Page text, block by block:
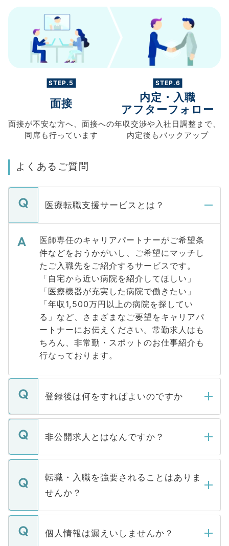
STEP.5
面接
面接が不安な方へ、 面接への
同席も行っています
STEP.6
内定・入職
アフターフォロー
年収交渉や入社日調整まで、
内定後もバックアップ
よくあるご質問
医療転職支援サービスとは？
医師専任のキャリアパートナーがご希望条
件などをおうかがいし、ご希望にマッチし
たご入職先をご紹介するサービスです。
「自宅から近い病院を紹介してほしい」
「医療機器が充実した病院で働きたい」
「年収1,500万円以上の病院を探してい
る」など、さまざまなご要望をキャリアパ
ートナーにお伝えください。常勤求人はも
ちろん、非常勤・スポットのお仕事紹介も
行なっております。
登録後は何をすればよいのですか
ご登録いただきましたら、弊社担当者がご
登録内容を確認し、その後メールもしくは
ます。通常、5営業日以内にはご連絡をせて
いただきますので、しばらくお待ちくださ
非公開求人とはなんですか？
マイナビDOCTORで取り扱っている求人の
うち約3割は、Webサイトからご覧いただ
けない「非公開求人」です。非公開求人は
下記の理由によって、一般には公開してい
ません。
■応募殺到を避けるため 人気のある医療機
転職・入職を強要されることはありま
せんか？
転職・入職を強要することは一切ありませ
ん。また、仮に応募先から内定をいただい
個人情報は漏えいしませんか？